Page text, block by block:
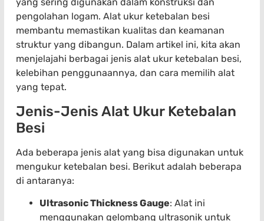
pengolahan logam. Alat ukur ketebalan besi
membantu memastikan kualitas dan keamanan
struktur yang dibangun. Dalam artikel ini, kita akan
menjelajahi berbagai jenis alat ukur ketebalan besi,
kelebihan penggunaannya, dan cara memilih alat
yang tepat.
Jenis-Jenis Alat Ukur Ketebalan
Besi
Ada beberapa jenis alat yang bisa digunakan untuk
mengukur ketebalan besi. Berikut adalah beberapa
di antaranya:
Ultrasonic Thickness Gauge: Alat ini
menggunakan gelombang ultrasonik untuk